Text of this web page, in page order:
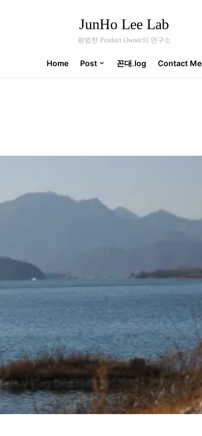
JunHo Lee Lab
평범한 Product Owner의 연구소
Home Post 꼰대.log Contact Me